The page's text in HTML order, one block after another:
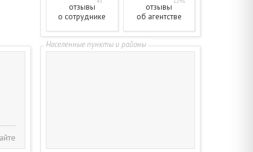
отзывы
о сотруднике
отзывы
об агентстве